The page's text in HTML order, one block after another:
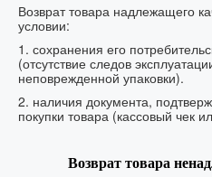
Возврат товара надлежащего
условии:
1. сохранения его
(отсутствие следов
неповрежденной упаковки).
2. наличия документа,
покупки товара (кассовый чек
Возврат товара